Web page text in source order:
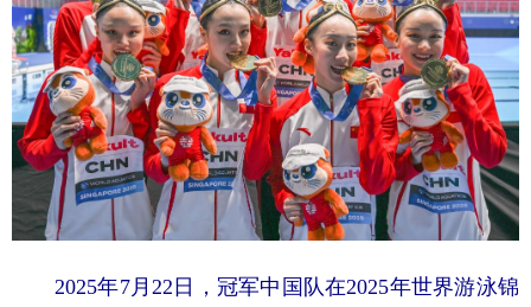
学术中国 乡村振兴 银龄 溯源中国
城市 旅游 能源 会展
彩票 娱乐 时尚 悦读
公益 一带一路 亚太网 上市公司
文化产业
2025年7月22日，冠军中国队在2025年世界游泳锦